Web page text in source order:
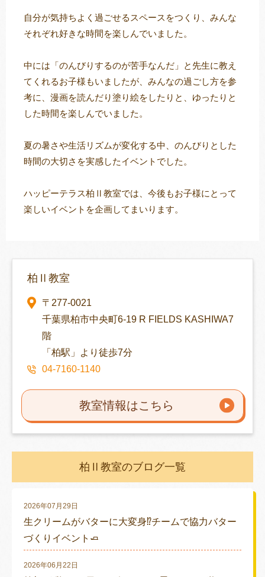
自分が気持ちよく過ごせるスペースをつくり、みんな
それぞれ好きな時間を楽しんでいました。
中には「のんびりするのが苦手なんだ」と先生に教え
てくれるお子様もいましたが、みんなの過ごし方を参
考に、漫画を読んだり塗り絵をしたりと、ゆったりと
した時間を楽しんでいました。
夏の暑さや生活リズムが変化する中、のんびりとした
時間の大切さを実感したイベントでした。
ハッピーテラス柏Ⅱ教室では、今後もお子様にとって
楽しいイベントを企画してまいります。
柏Ⅱ教室
〒277-0021
千葉県柏市中央町6-19 R FIELDS KASHIWA7
階
「柏駅」より徒歩7分
04-7160-1140
教室情報はこちら
柏Ⅱ教室のブログ一覧
2026年07月29日
生クリームがバターに大変身⁉チームで協力バター
づくりイベント🧈
2026年06月22日